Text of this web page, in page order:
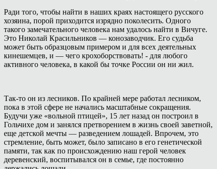
Ради того, чтобы найти в наших краях настоящего русского
хозяина, порой приходится изрядно поколесить. Одного
такого замечательного человека нам удалось найти в Вичуге.
Это Николай Красильников — конозаводчик. Его судьба
может быть образцовым примером и для всех деятельных
кинешемцев, и — чего крохоборствовать! - для любого
активного человека, в какой бы точке России он ни жил.
Так-то он из лесников. По крайней мере работал лесником,
пока в этой сфере не начались масштабные сокращения.
Будучи уже «вольной птицей», 15 лет назад он построил в
Гольчихе дом и занялся претворением в жизнь своей заветной,
еще детской мечты — разведением лошадей. Впрочем, это
стремление, быть может, было записано в его генетической
памяти, так как по происхождению наш герой человек
деревенский, воспитывался он в семье, где постоянно